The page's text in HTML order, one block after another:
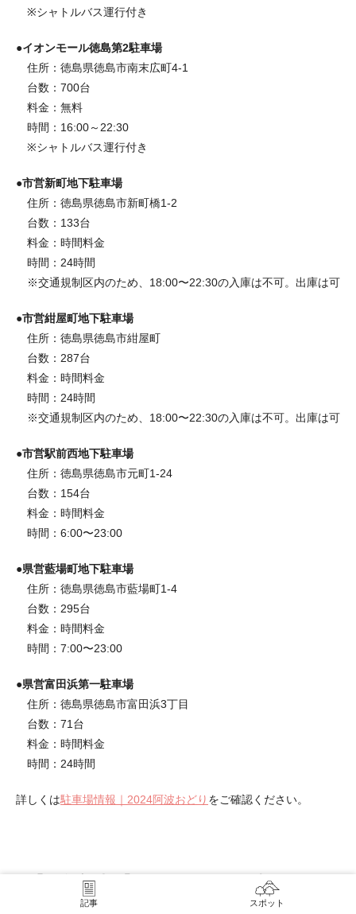
※シャトルバス運行付き
●イオンモール徳島第2駐車場
住所：徳島県徳島市南末広町4-1
台数：700台
料金：無料
時間：16:00～22:30
※シャトルバス運行付き
●市営新町地下駐車場
住所：徳島県徳島市新町橋1-2
台数：133台
料金：時間料金
時間：24時間
※交通規制区内のため、18:00〜22:30の入庫は不可。出庫は可
●市営紺屋町地下駐車場
住所：徳島県徳島市紺屋町
台数：287台
料金：時間料金
時間：24時間
※交通規制区内のため、18:00〜22:30の入庫は不可。出庫は可
●市営駅前西地下駐車場
住所：徳島県徳島市元町1-24
台数：154台
料金：時間料金
時間：6:00〜23:00
●県営藍場町地下駐車場
住所：徳島県徳島市藍場町1-4
台数：295台
料金：時間料金
時間：7:00〜23:00
●県営富田浜第一駐車場
住所：徳島県徳島市富田浜3丁目
台数：71台
料金：時間料金
時間：24時間
詳しくは​駐車場情報｜2024阿波おどり をご確認ください。
【徳島市以外】で観覧できる阿波踊りの
記事 スポット